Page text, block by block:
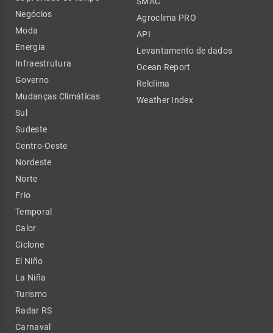
Negócios
Moda
Energia
Infraestrutura
Governo
Mudanças Climáticas
Sul
Sudeste
Centro-Oeste
Nordeste
Norte
Frio
Temporal
Calor
Ciclone
El Niño
La Niña
Turismo
Radar RS
Carnaval
Agroclima PRO
API
Levantamento de dados
Ocean Report
Relclima
Weather Index